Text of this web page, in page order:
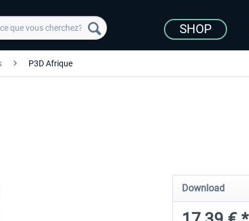
SHOP
P3D Afrique
Download